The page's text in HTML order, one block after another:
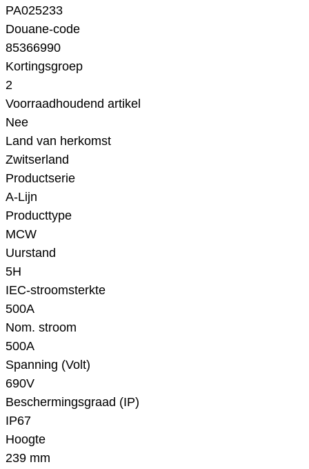
PA025233
Douane-code
85366990
Kortingsgroep
2
Voorraadhoudend artikel
Nee
Land van herkomst
Zwitserland
Productserie
A-Lijn
Producttype
MCW
Uurstand
5H
IEC-stroomsterkte
500A
Nom. stroom
500A
Spanning (Volt)
690V
Beschermingsgraad (IP)
IP67
Hoogte
239 mm